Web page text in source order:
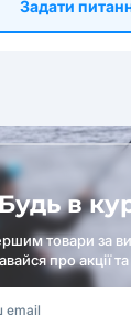
Задати
Будь в
товари за
про акції